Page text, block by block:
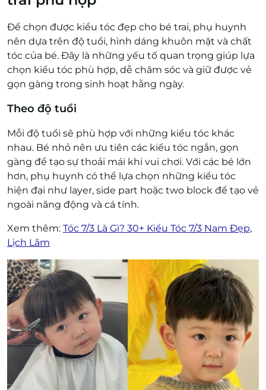
Để chọn được kiểu tóc đẹp cho bé trai, phụ huynh
nên dựa trên độ tuổi, hình dáng khuôn mặt và chất
tóc của bé. Đây là những yếu tố quan trọng giúp lựa
chọn kiểu tóc phù hợp, dễ chăm sóc và giữ được vẻ
gọn gàng trong sinh hoạt hằng ngày.
Theo độ tuổi
Mỗi độ tuổi sẽ phù hợp với những kiểu tóc khác
nhau. Bé nhỏ nên ưu tiên các kiểu tóc ngắn, gọn
gàng để tạo sự thoải mái khi vui chơi. Với các bé lớn
hơn, phụ huynh có thể lựa chọn những kiểu tóc
hiện đại như layer, side part hoặc two block để tạo vẻ
ngoài năng động và cá tính.
Xem thêm: Tóc 7/3 Là Gì? 30+ Kiểu Tóc 7/3 Nam Đẹp,
Lịch Lãm